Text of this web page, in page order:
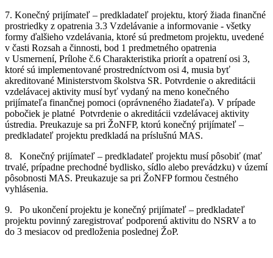
7. Konečný prijímateľ – predkladateľ projektu, ktorý žiada finančné
prostriedky z opatrenia 3.3 Vzdelávanie a informovanie - všetky
formy ďalšieho vzdelávania, ktoré sú predmetom projektu, uvedené
v časti Rozsah a činnosti, bod 1 predmetného opatrenia
v Usmernení, Prílohe č.6 Charakteristika priorít a opatrení osi 3,
ktoré sú implementované prostredníctvom osi 4, musia byť
akreditované Ministerstvom školstva SR. Potvrdenie o akreditácii
vzdelávacej aktivity musí byť vydaný na meno konečného
prijímateľa finančnej pomoci (oprávneného žiadateľa). V prípade
pobočiek je platné Potvrdenie o akreditácii vzdelávacej aktivity
ústredia. Preukazuje sa pri ŽoNFP, ktorú konečný prijímateľ –
predkladateľ projektu predkladá na príslušnú MAS.
8. Konečný prijímateľ – predkladateľ projektu musí pôsobiť (mať
trvalé, prípadne prechodné bydlisko, sídlo alebo prevádzku) v území
pôsobnosti MAS. Preukazuje sa pri ŽoNFP formou čestného
vyhlásenia.
9. Po ukončení projektu je konečný prijímateľ – predkladateľ
projektu povinný zaregistrovať podporenú aktivitu do NSRV a to
do 3 mesiacov od predloženia poslednej ŽoP.